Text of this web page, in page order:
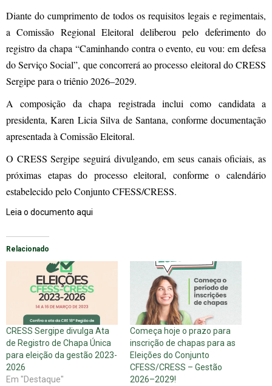
Diante do cumprimento de todos os requisitos legais e regimentais,
a Comissão Regional Eleitoral deliberou pelo deferimento do
registro da chapa “Caminhando contra o evento, eu vou: em defesa
do Serviço Social”, que concorrerá ao processo eleitoral do CRESS
Sergipe para o triênio 2026–2029.
A composição da chapa registrada inclui como candidata a
presidenta, Karen Licia Silva de Santana, conforme documentação
apresentada à Comissão Eleitoral.
O CRESS Sergipe seguirá divulgando, em seus canais oficiais, as
próximas etapas do processo eleitoral, conforme o calendário
estabelecido pelo Conjunto CFESS/CRESS.
Leia o documento aqui
Relacionado
CRESS Sergipe divulga Ata
de Registro de Chapa Única
para eleição da gestão 2023-
2026
Em "Destaque"
Começa hoje o prazo para
inscrição de chapas para as
Eleições do Conjunto
CFESS/CRESS – Gestão
2026–2029!